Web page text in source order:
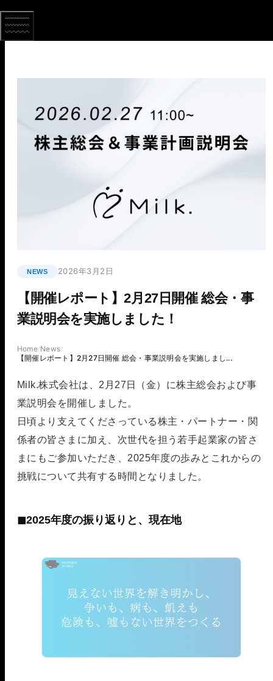
NEWS 2026年3月2日
【開催レポート】2月27日開催 総会・事
業説明会を実施しました！
Home/News/
【開催レポート】2月27日開催 総会・事業説明会を実施しまし...
Milk.株式会社は、2月27日（金）に株主総会および事
業説明会を開催しました。
日頃より支えてくださっている株主・パートナー・関
係者の皆さまに加え、次世代を担う若手起業家の皆さ
まにもご参加いただき、2025年度の歩みとこれからの
挑戦について共有する時間となりました。
◼︎2025年度の振り返りと、現在地